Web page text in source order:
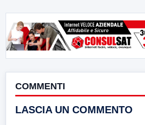
COMMENTI
LASCIA UN COMMENTO